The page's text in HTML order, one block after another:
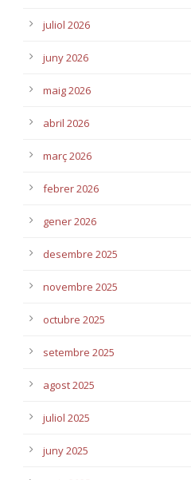
juliol 2026
juny 2026
maig 2026
abril 2026
març 2026
febrer 2026
gener 2026
desembre 2025
novembre 2025
octubre 2025
setembre 2025
agost 2025
juliol 2025
juny 2025